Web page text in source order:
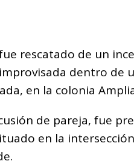
rescatado de un
dentro de
en la colonia
de pareja, fue
en la